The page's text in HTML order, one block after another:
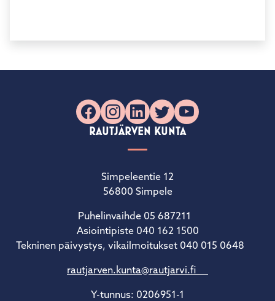
Facebook
Instagram
LinkedIn
X YouTube
RAUTJÄRVEN KUNTA
Simpeleentie 12
56800 Simpele
Puhelinvaihde 05 687211
Asiointipiste 040 162 1500
Tekninen päivystys, vikailmoitukset 040 015 0648
rautjarven.kunta@rautjarvi.fi
Y-tunnus: 0206951-1